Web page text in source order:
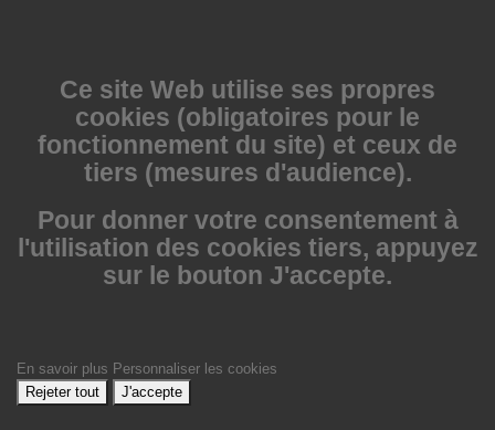
Ce site Web utilise ses propres
cookies (obligatoires pour le
fonctionnement du site) et ceux de
tiers (mesures d'audience).
Pour donner votre consentement à
l'utilisation des cookies tiers, appuyez
sur le bouton J'accepte.
En savoir plus Personnaliser les cookies
Rejeter tout
J'accepte